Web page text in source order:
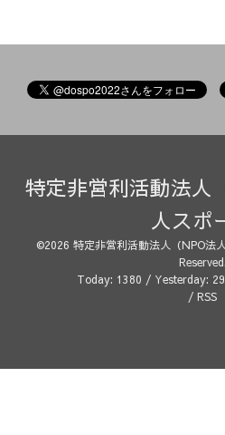
特定非営利活動法人
人スポ
©2026 特定非営利活動法人（NPO法
Reserved.
Today: 1380 / Yesterday:
/ RSS